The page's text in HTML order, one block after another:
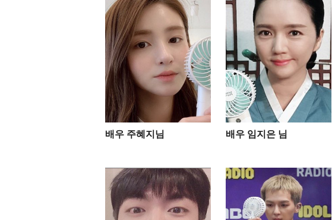
배우 주혜지님 배우 임지은 님